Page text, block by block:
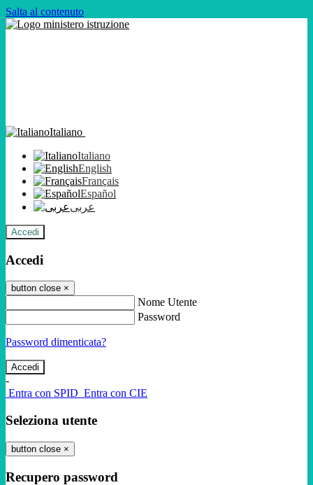
Salta al contenuto
Italiano
Italiano
English
Français
Español
عربى
Accedi
Accedi
button close ×
Nome Utente
Password
Password dimenticata?
-
Entra con SPID Entra con CIE
Seleziona utente
button close ×
Recupero password